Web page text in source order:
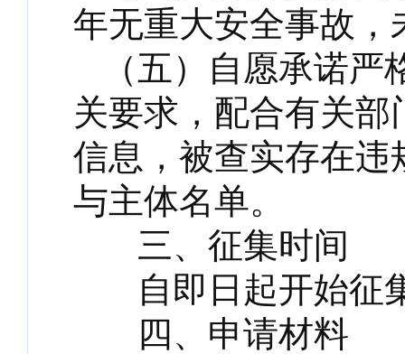
年无重大安全事故
（五）自愿承诺
关要求，配合有关
信息，被查实存在
与主体名单。
三、征集时间
自即日起开始征
四、申请材料